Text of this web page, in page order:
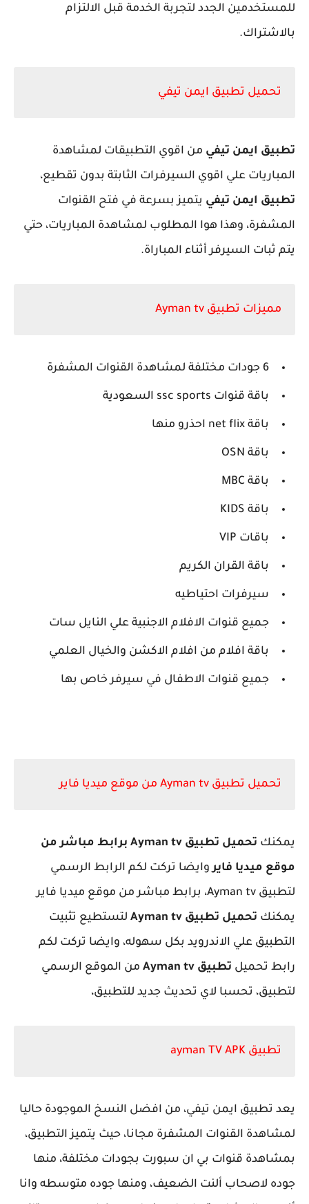
للمستخدمين الجدد لتجربة الخدمة قبل الالتزام
بالاشتراك.
تحميل تطبيق ايمن تيفي
تطبيق ايمن تيفي من اقوي التطبيقات لمشاهدة
المباريات علي اقوي السيرفرات الثابتة بدون تقطيع،
تطبيق ايمن تيفي يتميز بسرعة في فتح القنوات
المشفرة، وهذا هوا المطلوب لمشاهدة المباريات، حتي
يتم ثبات السيرفر أثناء المباراة.
مميزات تطبيق Ayman tv
6 جودات مختلفة لمشاهدة القنوات المشفرة
باقة قنوات ssc sports السعودية
باقة net flix احذرو منها
باقة OSN
باقة MBC
باقة KIDS
باقات VIP
باقة القران الكريم
سيرفرات احتياطيه
جميع قنوات الافلام الاجنبية علي النايل سات
باقة افلام من افلام الاكشن والخيال العلمي
جميع قنوات الاطفال في سيرفر خاص بها
تحميل تطبيق Ayman tv من موقع ميديا فاير
يمكنك
تحميل تطبيق Ayman tv برابط مباشر من
موقع ميديا فايروايضا تركت لكم الرابط الرسمي
لتطبيق Ayman tv، برابط مباشر من موقع ميديا فاير
يمكنك تحميل تطبيق Ayman tv
لتستطيع تثبيت
التطبيق علي الاندرويد بكل سهوله، وايضا تركت لكم
رابط تحميل تطبيق Ayman tv
من الموقع الرسمي
لتطبيق، تحسبا لاي تحديث جديد للتطبيق،
تطبيق ayman TV APK
يعد تطبيق ايمن تيفي، من افضل النسخ الموجودة حاليا
لمشاهدة القنوات المشفرة مجانا، حيث يتميز التطبيق،
بمشاهدة قنوات بي ان سبورت بجودات مختلفة، منها
جوده لاصحاب ألنت الضعيف، ومنها جوده متوسطه وانا